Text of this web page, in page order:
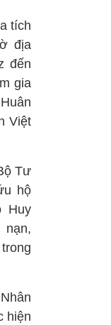
tích
địa
đến
gia
Việt
Tư
hộ
Huy
nạn,
hiện